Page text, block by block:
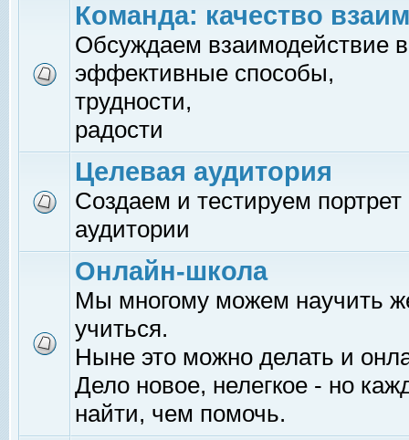
Команда: качество
Обсуждаем взаимодействие
эффективные способы,
трудности,
радости
Целевая аудитория
Создаем и тестируем
аудитории
Онлайн-школа
Мы многому можем научить
учиться.
Ныне это можно делать и
Дело новое, нелегкое - но
найти, чем помочь.